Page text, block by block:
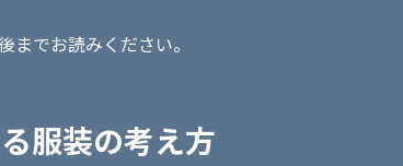
までお読みください。
服装の考え方